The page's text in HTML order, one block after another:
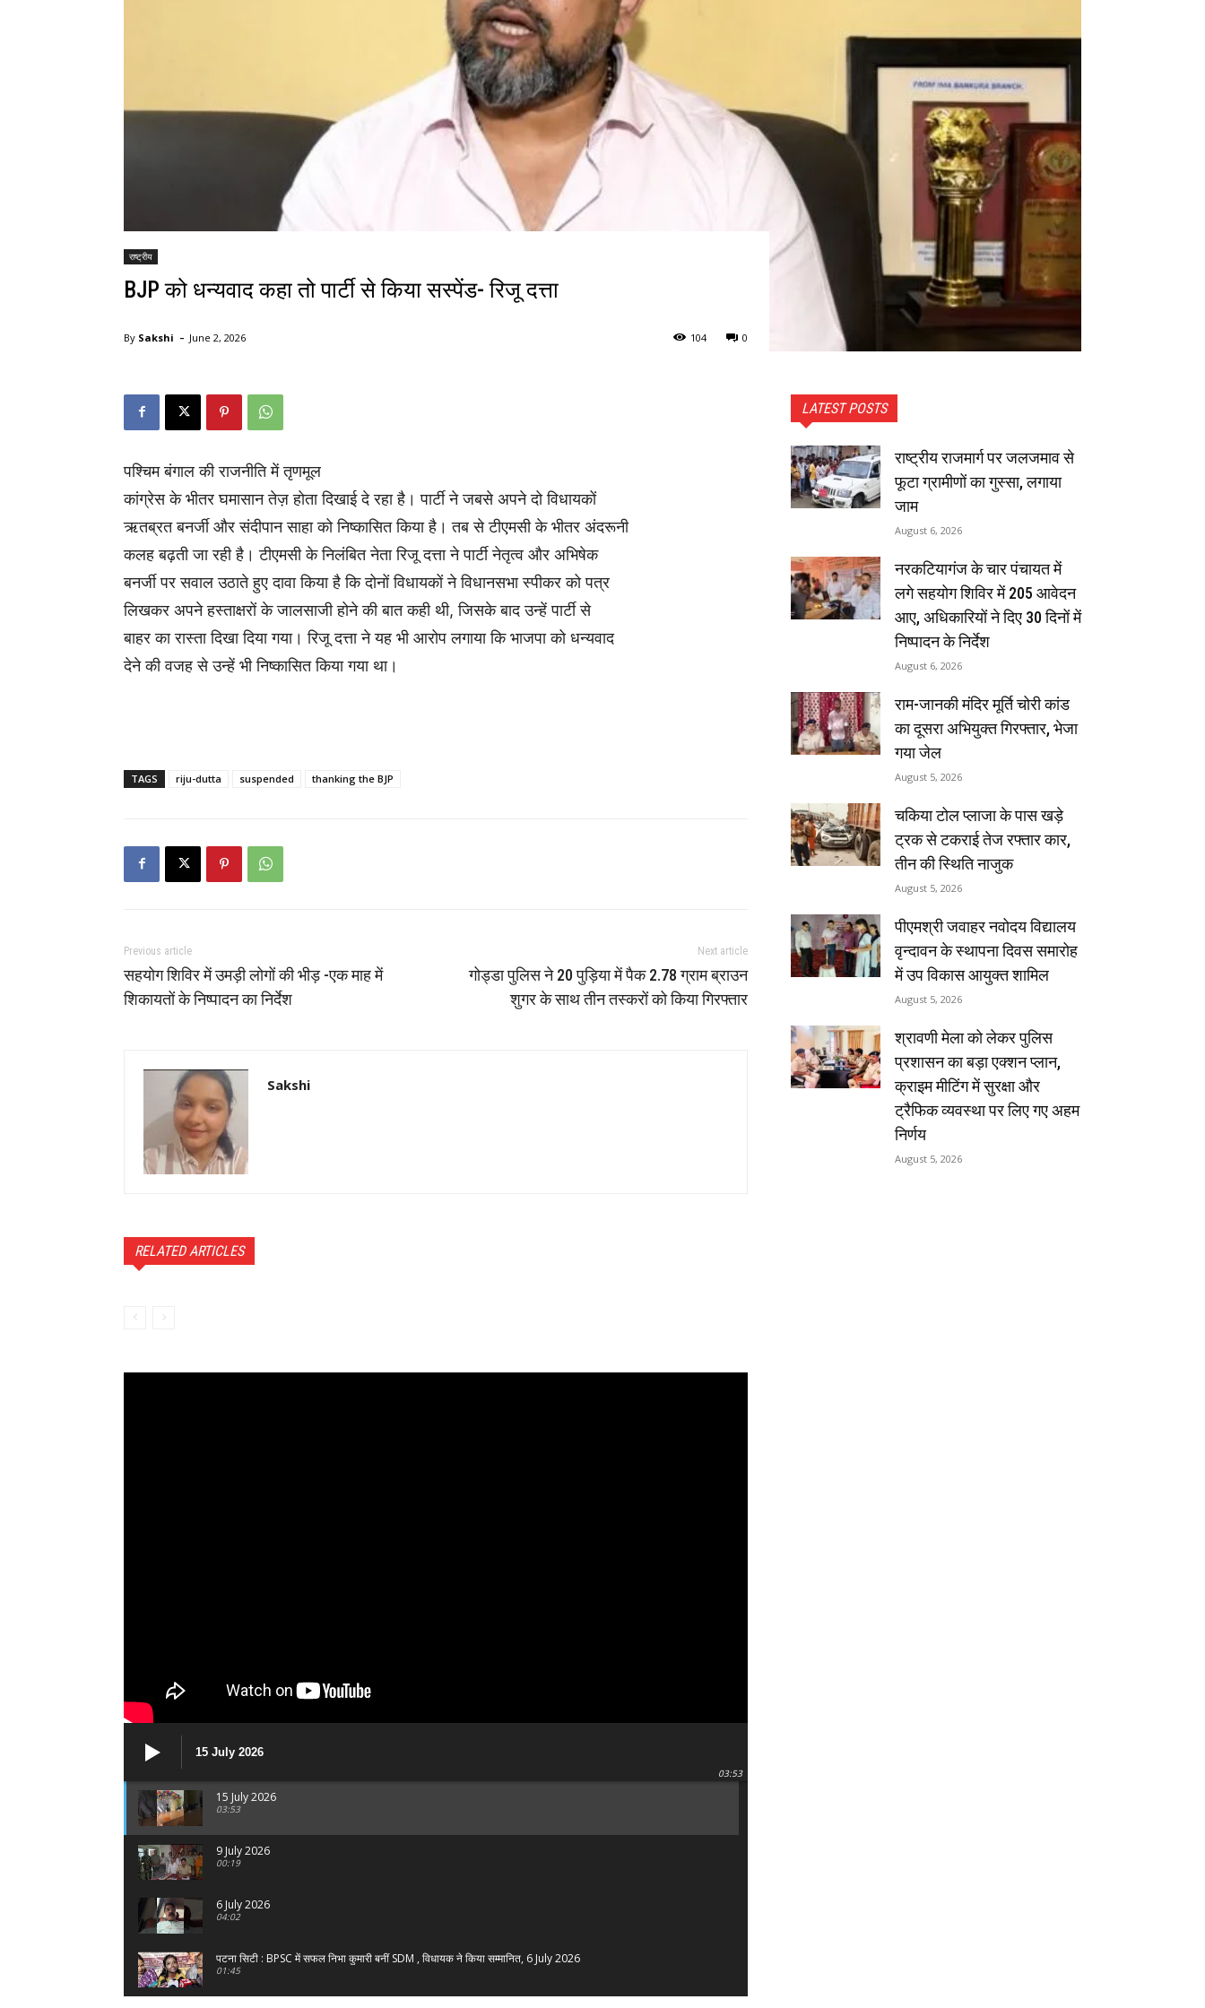
राष्ट्रीय
BJP को धन्यवाद कहा तो पार्टी से किया सस्पेंड- रिजू दत्ता
By Sakshi - June 2, 2026 0
104
पश्चिम बंगाल की राजनीति में तृणमूल
कांग्रेस के भीतर घमासान तेज़ होता दिखाई दे रहा है। पार्टी ने जबसे अपने दो विधायकों
ऋतब्रत बनर्जी और संदीपान साहा को निष्कासित किया है। तब से टीएमसी के भीतर अंदरूनी
कलह बढ़ती जा रही है। टीएमसी के निलंबित नेता रिजू दत्ता ने पार्टी नेतृत्व और अभिषेक
बनर्जी पर सवाल उठाते हुए दावा किया है कि दोनों विधायकों ने विधानसभा स्पीकर को पत्र
लिखकर अपने हस्ताक्षरों के जालसाजी होने की बात कही थी, जिसके बाद उन्हें पार्टी से
बाहर का रास्ता दिखा दिया गया। रिजू दत्ता ने यह भी आरोप लगाया कि भाजपा को धन्यवाद
देने की वजह से उन्हें भी निष्कासित किया गया था।
TAGS riju-dutta suspended thanking the BJP
Previous article
सहयोग शिविर में उमड़ी लोगों की भीड़ -एक माह में
शिकायतों के निष्पादन का निर्देश
Next article
गोड्डा पुलिस ने 20 पुड़िया में पैक 2.78 ग्राम ब्राउन
शुगर के साथ तीन तस्करों को किया गिरफ्तार
Sakshi
RELATED ARTICLES
15 July 2026
03:53
15 July 2026
03:53
9 July 2026
00:19
6 July 2026
04:02
पटना सिटी : BPSC में सफल निभा कुमारी बनीं SDM , विधायक ने किया सम्मानित, 6 July 2026
01:45
LATEST POSTS
राष्ट्रीय राजमार्ग पर जलजमाव से
फूटा ग्रामीणों का गुस्सा, लगाया
जाम
August 6, 2026
नरकटियागंज के चार पंचायत में
लगे सहयोग शिविर में 205 आवेदन
आए, अधिकारियों ने दिए 30 दिनों में
निष्पादन के निर्देश
August 6, 2026
राम-जानकी मंदिर मूर्ति चोरी कांड
का दूसरा अभियुक्त गिरफ्तार, भेजा
गया जेल
August 5, 2026
चकिया टोल प्लाजा के पास खड़े
ट्रक से टकराई तेज रफ्तार कार,
तीन की स्थिति नाजुक
August 5, 2026
पीएमश्री जवाहर नवोदय विद्यालय
वृन्दावन के स्थापना दिवस समारोह
में उप विकास आयुक्त शामिल
August 5, 2026
श्रावणी मेला को लेकर पुलिस
प्रशासन का बड़ा एक्शन प्लान,
क्राइम मीटिंग में सुरक्षा और
ट्रैफिक व्यवस्था पर लिए गए अहम
निर्णय
August 5, 2026